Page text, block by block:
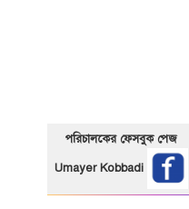
পরিচালকের ফেসবুক পেজ
Umayer Kobbadi